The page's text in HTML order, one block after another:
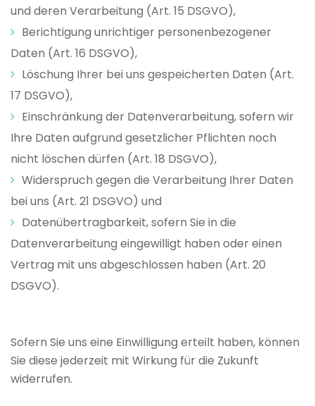
und deren Verarbeitung (Art. 15 DSGVO),
Berichtigung unrichtiger personenbezogener
Daten (Art. 16 DSGVO),
Löschung Ihrer bei uns gespeicherten Daten (Art.
17 DSGVO),
Einschränkung der Datenverarbeitung, sofern wir
Ihre Daten aufgrund gesetzlicher Pflichten noch
nicht löschen dürfen (Art. 18 DSGVO),
Widerspruch gegen die Verarbeitung Ihrer Daten
bei uns (Art. 21 DSGVO) und
Datenübertragbarkeit, sofern Sie in die
Datenverarbeitung eingewilligt haben oder einen
Vertrag mit uns abgeschlossen haben (Art. 20
DSGVO).
Sofern Sie uns eine Einwilligung erteilt haben, können
Sie diese jederzeit mit Wirkung für die Zukunft
widerrufen.